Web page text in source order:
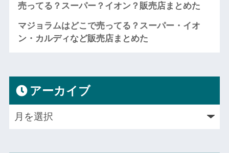
売ってる？スーパー？イオン？販売店まとめた
マジョラムはどこで売ってる？スーパー・イオ
ン・カルディなど販売店まとめた
アーカイブ